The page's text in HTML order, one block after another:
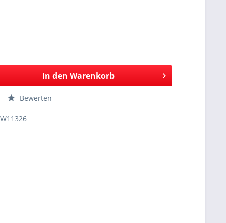
In den Warenkorb
Bewerten